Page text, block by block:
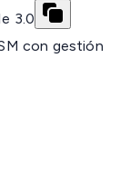
3.0
con gestión